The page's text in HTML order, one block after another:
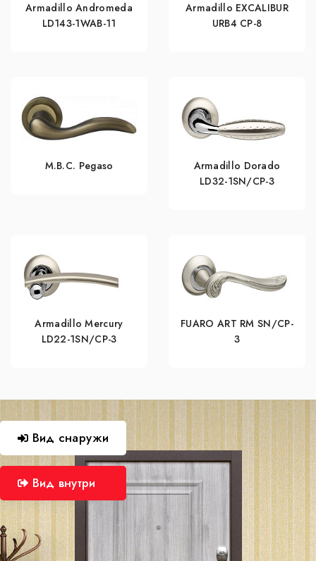
Armadillo Andromeda
LD143-1WAB-11
Armadillo EXCALIBUR
URB4 СР-8
M.B.C. Pegaso
Armadillo Dorado
LD32-1SN/CP-3
Armadillo Mercury
LD22-1SN/CP-3
FUARO ART RM SN/CP-
3
Вид снаружи
Вид внутри